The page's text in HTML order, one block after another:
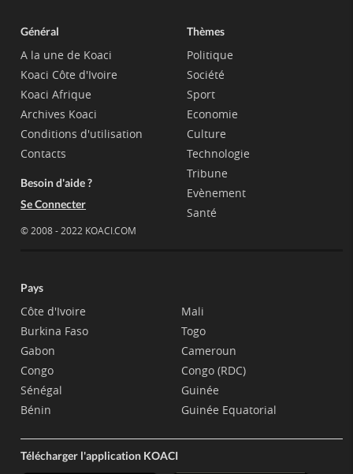
Général
A la une de Koaci
Koaci Côte d'Ivoire
Koaci Afrique
Archives Koaci
Conditions d'utilisation
Contacts
Besoin d'aide ?
Se Connecter
© 2008 - 2022 KOACI.COM
Thèmes
Politique
Société
Sport
Economie
Culture
Technologie
Tribune
Evènement
Santé
Pays
Côte d'Ivoire
Burkina Faso
Gabon
Congo
Sénégal
Bénin
Mali
Togo
Cameroun
Congo (RDC)
Guinée
Guinée Equatorial
Télécharger l'application KOACI